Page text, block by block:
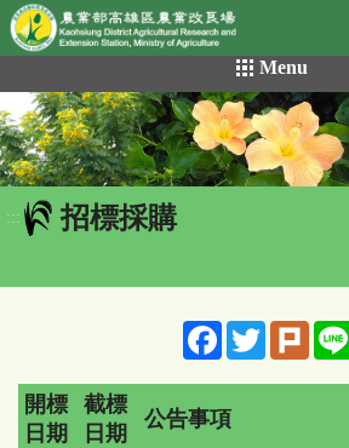
網頁置頂
到
主
要
內
容
區
Menu
::: 招標採購
FacebookTwitterPlurk
開標
日期
截標
日期
公告事項